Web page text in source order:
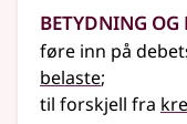
Betydning
føre inn på
belaste;
til forskjell fra